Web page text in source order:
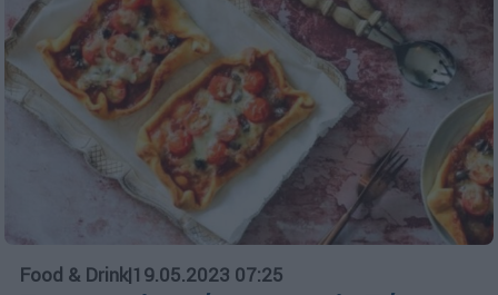
Food & Drink|19.05.2023 07:25